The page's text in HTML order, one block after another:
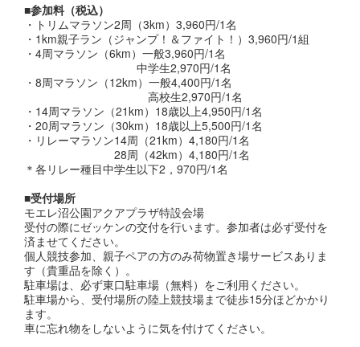
■参加料（税込）
・トリムマラソン2周（3km）3,960円/1名
・1km親子ラン（ジャンプ！＆ファイト！）3,960円/1組
・4周マラソン（6km）一般3,960円/1名
中学生2,970円/1名
・8周マラソン（12km）一般4,400円/1名
高校生2,970円/1名
・14周マラソン（21km）18歳以上4,950円/1名
・20周マラソン（30km）18歳以上5,500円/1名
・リレーマラソン14周（21km）4,180円/1名
28周（42km）4,180円/1名
＊各リレー種目中学生以下2，970円/1名
■受付場所
モエレ沼公園アクアプラザ特設会場
受付の際にゼッケンの交付を行います。参加者は必ず受付を
済ませてください。
個人競技参加、親子ペアの方のみ荷物置き場サービスありま
す（貴重品を除く）。
駐車場は、必ず東口駐車場（無料）をご利用ください。
駐車場から、受付場所の陸上競技場まで徒歩15分ほどかかり
ます。
車に忘れ物をしないように気を付けてください。